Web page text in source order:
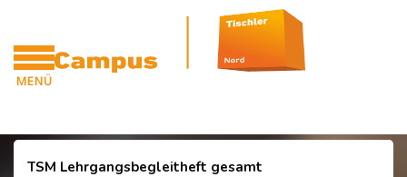
MENÜ
Zum Hauptinhalt
Blöcke
Blöcke
TSM Lehrgangsbegleitheft gesamt